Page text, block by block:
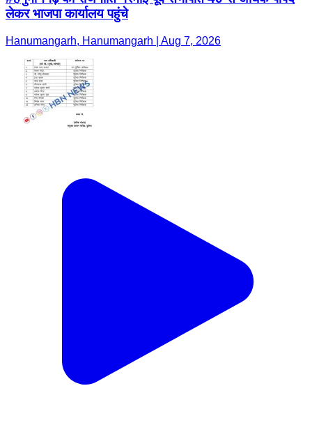
लेकर भाजपा कार्यालय पहुंचे
Hanumangarh, Hanumangarh | Aug 7, 2026